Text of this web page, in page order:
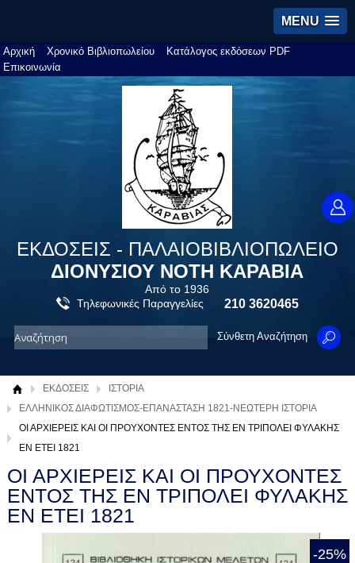
MENU
Αρχική Χρονικό Βιβλιοπωλείου
Κατάλογος εκδόσεων PDF
Επικοινωνία
ΕΚΔΟΣΕΙΣ - ΠΑΛΑΙΟΒΙΒΛΙΟΠΩΛΕΙΟ
ΔΙΟΝΥΣΙΟΥ ΝΟΤΗ ΚΑΡΑΒΙΑ
Από το 1936
Τηλεφωνικές Παραγγελίες
210 3620465
Σύνθετη Αναζήτηση
ΕΚΔΟΣΕΙΣ
ΙΣΤΟΡΙΑ
ΕΛΛΗΝΙΚΟΣ ΔΙΑΦΩΤΙΣΜΟΣ-ΕΠΑΝΑΣΤΑΣΗ 1821-ΝΕΩΤΕΡΗ ΙΣΤΟΡΙΑ
ΟΙ ΑΡΧΙΕΡΕΙΣ ΚΑΙ ΟΙ ΠΡΟΥΧΟΝΤΕΣ ΕΝΤΟΣ ΤΗΣ ΕΝ ΤΡΙΠΟΛΕΙ ΦΥΛΑΚΗΣ
ΕΝ ΕΤΕΙ 1821
ΟΙ ΑΡΧΙΕΡΕΙΣ ΚΑΙ ΟΙ ΠΡΟΥΧΟΝΤΕΣ
ΕΝΤΟΣ ΤΗΣ ΕΝ ΤΡΙΠΟΛΕΙ ΦΥΛΑΚΗΣ
ΕΝ ΕΤΕΙ 1821
-25%